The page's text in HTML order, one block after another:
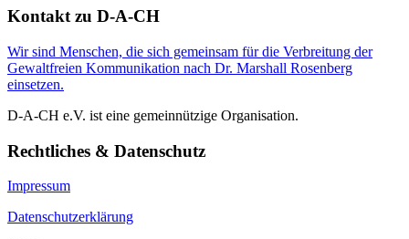
Kontakt zu D-A-CH
Wir sind Menschen, die sich gemeinsam für die Verbreitung der
Gewaltfreien Kommunikation nach Dr. Marshall Rosenberg
einsetzen.
D-A-CH e.V. ist eine gemeinnützige Organisation.
Rechtliches & Datenschutz
Impressum
Datenschutzerklärung